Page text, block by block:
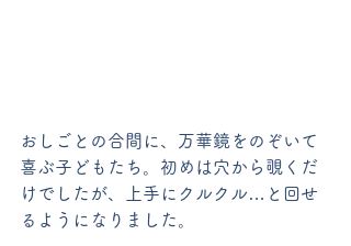
おしごとの合間に、万華鏡をのぞいて
喜ぶ子どもたち。初めは穴から覗くだ
けでしたが、上手にクルクル…と回せ
るようになりました。